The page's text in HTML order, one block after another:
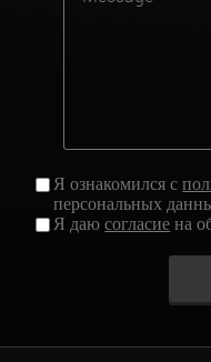
Я ознакомился с
персональных
Я даюсогласие на